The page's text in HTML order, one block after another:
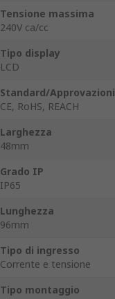
Tensione massima
240V ca/cc
Tipo display
LCD
Standard/Approvazioni
CE, RoHS, REACH
Larghezza
48mm
Grado IP
IP65
Lunghezza
96mm
Tipo di ingresso
Corrente e tensione
Tipo montaggio